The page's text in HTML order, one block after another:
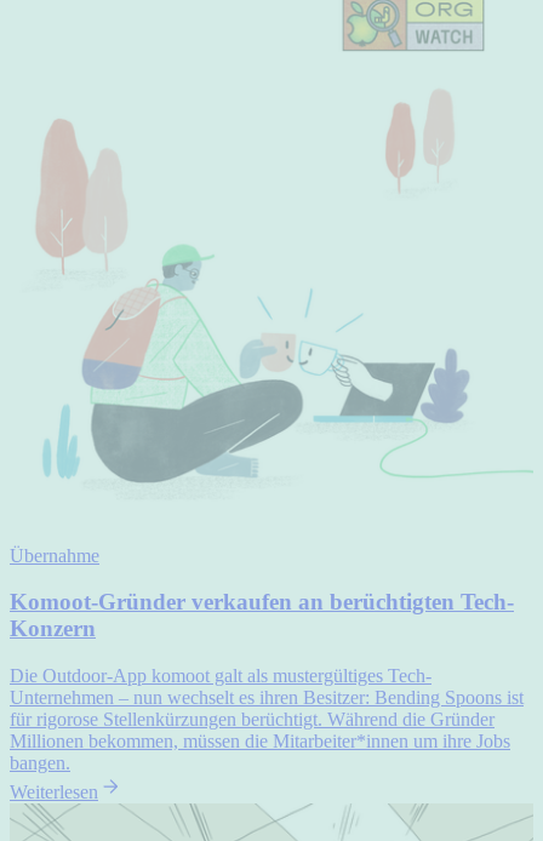
Übernahme
Komoot-Gründer verkaufen an berüchtigten Tech-
Konzern
Die Outdoor-App komoot galt als mustergültiges Tech-
Unternehmen – nun wechselt es ihren Besitzer: Bending Spoons ist
für rigorose Stellenkürzungen berüchtigt. Während die Gründer
Millionen bekommen, müssen die Mitarbeiter*innen um ihre Jobs
bangen.
Weiterlesen